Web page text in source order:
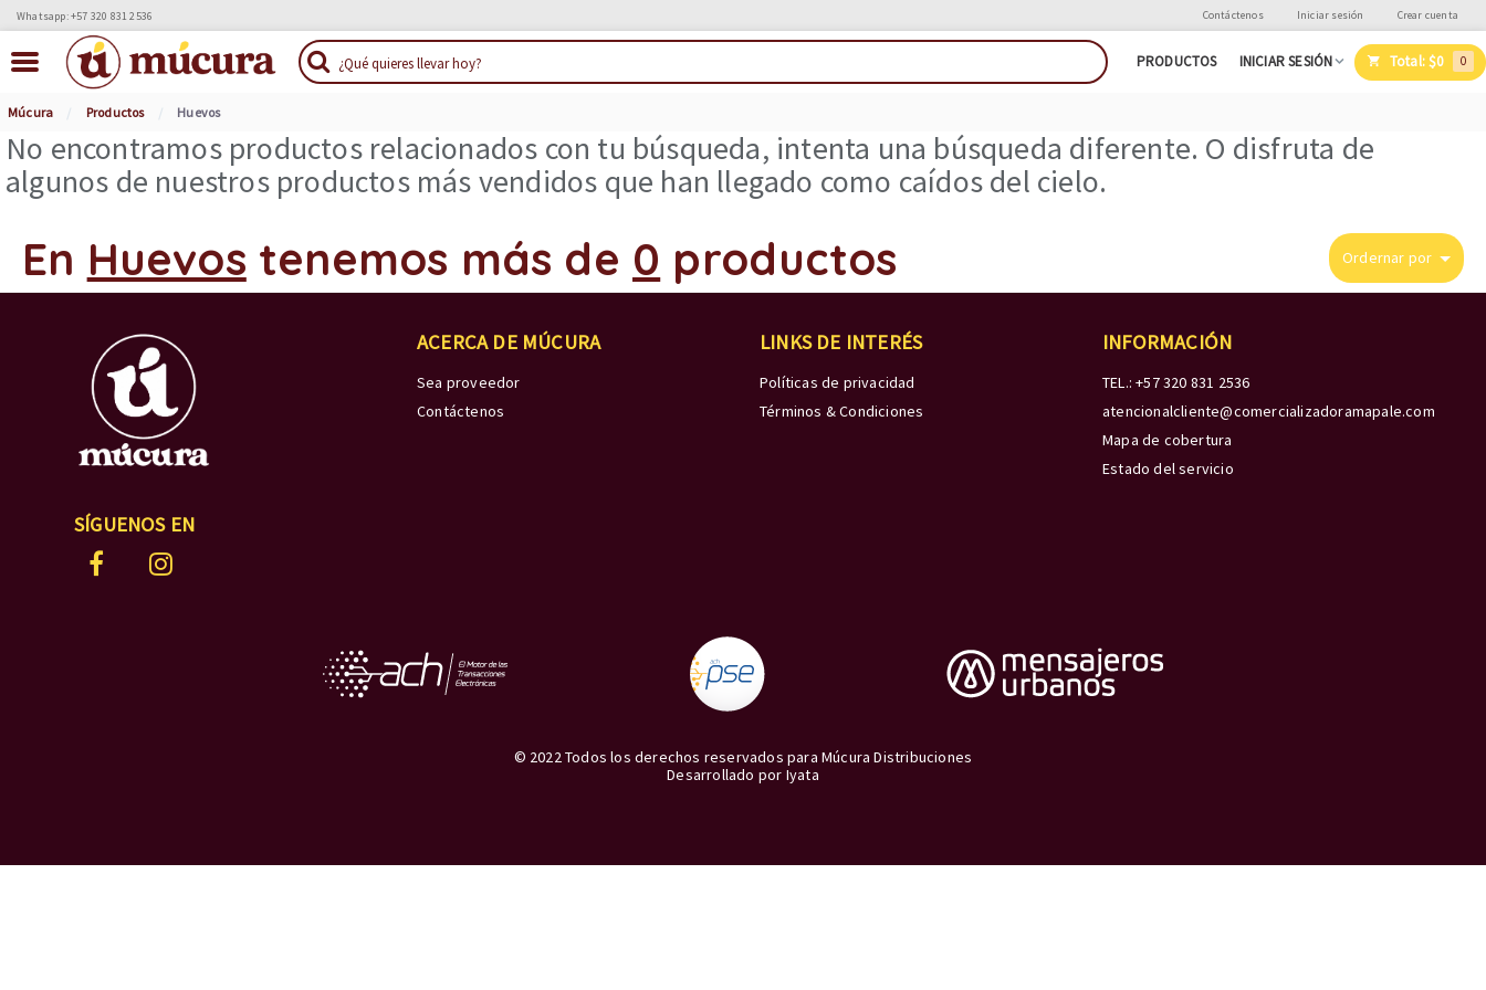
Whatsapp: +57 320 831 2536 Contáctenos Iniciar sesión Crear cuenta
PRODUCTOS INICIAR SESIÓN Total:$0 0
Múcura Productos Huevos
No encontramos productos relacionados con tu búsqueda, intenta una búsqueda diferente. O disfruta de
algunos de nuestros productos más vendidos que han llegado como caídos del cielo.
En Huevos tenemos más de 0 productos Ordernar por
SÍGUENOS EN
ACERCA DE MÚCURA
Sea proveedor
Contáctenos
LINKS DE INTERÉS
Políticas de privacidad
Términos & Condiciones
INFORMACIÓN
TEL.: +57 320 831 2536
atencionalcliente@comercializadoramapale.com
Mapa de cobertura
Estado del servicio
© 2022 Todos los derechos reservados para Múcura Distribuciones
Desarrollado por Iyata